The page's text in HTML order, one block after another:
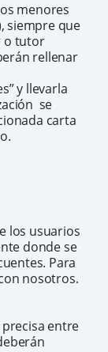
menores
siempre que
o tutor
rellenar
y llevarla
se
carta
los usuarios
donde se
Para
nosotros.
entre